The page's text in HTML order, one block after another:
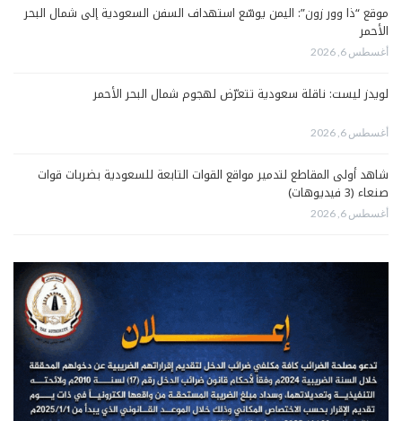
موقع “ذا وور زون”: اليمن يوسّع استهداف السفن السعودية إلى شمال البحر
الأحمر
أغسطس 6, 2026
لويدز ليست: ناقلة سعودية تتعرّض لهجوم شمال البحر الأحمر
أغسطس 6, 2026
شاهد أولى المقاطع لتدمير مواقع القوات التابعة للسعودية بضربات قوات
صنعاء (3 فيديوهات)
أغسطس 6, 2026